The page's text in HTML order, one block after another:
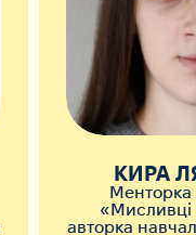
КИРА
Менторка
«Мисливці
авторка